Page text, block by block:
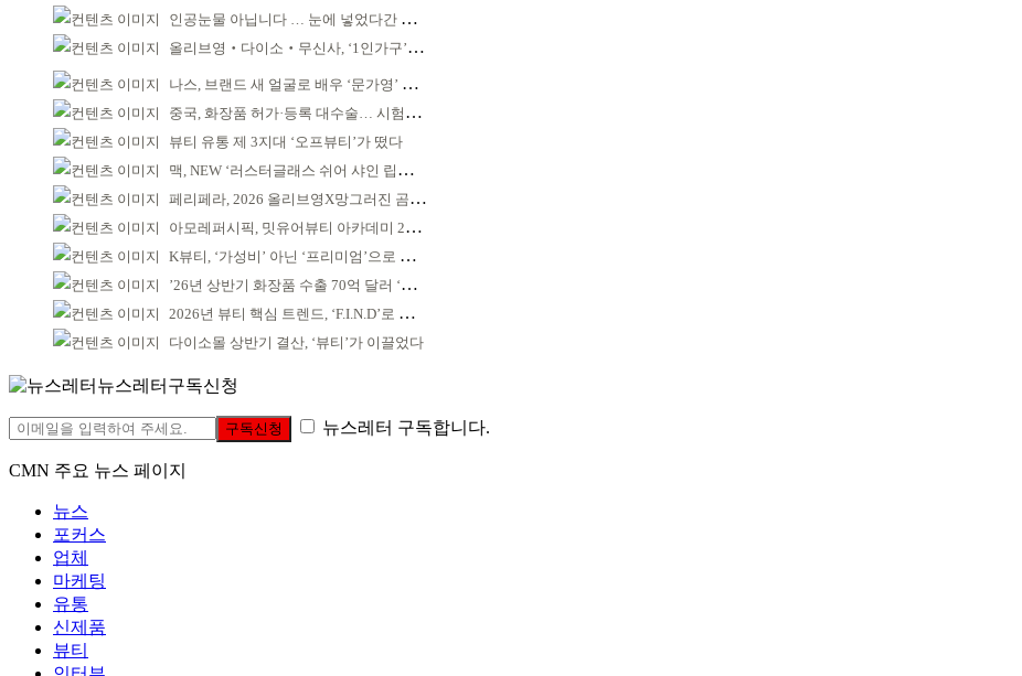
인공눈물 아닙니다 … 눈에 넣었다간 각막 손상
올리브영‧다이소‧무신사, ‘1인가구’가 이끈다
나스, 브랜드 새 얼굴로 배우 ‘문가영’ 발탁
중국, 화장품 허가·등록 대수술… 시험자료 공용 허용
뷰티 유통 제 3지대 ‘오프뷰티’가 떴다
맥, NEW ‘러스터글래스 쉬어 샤인 립스틱’ 출시
페리페라, 2026 올리브영X망그러진 곰 콜라보
아모레퍼시픽, 밋유어뷰티 아카데미 2기 발대식
K뷰티, ‘가성비’ 아닌 ‘프리미엄’으로 승부걸어야
’26년 상반기 화장품 수출 70억 달러 ‘역대 최고’
2026년 뷰티 핵심 트렌드, ‘F.I.N.D’로 읽는다
다이소몰 상반기 결산, ‘뷰티’가 이끌었다
뉴스레터구독신청
구독신청 뉴스레터 구독합니다.
CMN 주요 뉴스 페이지
뉴스
포커스
업체
마케팅
유통
신제품
뷰티